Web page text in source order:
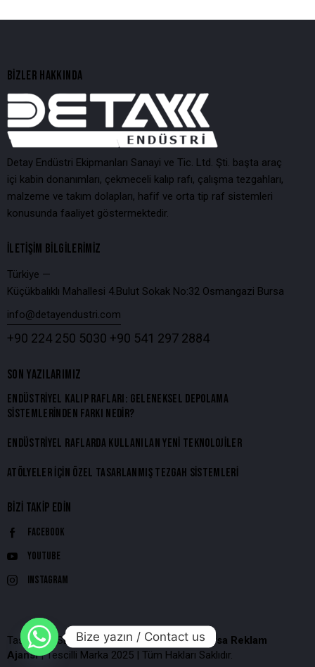
BIZLER HAKKINDA
Detay Endüstri Ekipmanları Sanayi ve Tic. Ltd. Şti. başta araç
içi kabin donanımları, çekmeceli kalıp rafı, çalışma tezgahları,
malzeme ve takım dolapları, hafif ve orta tip raf sistemleri
konusunda faaliyet göstermektedir.
İLETIŞIM BILGILERIMIZ
Türkiye —
Küçükbalıklı Mahallesi 4.Bulut Sokak No:32 Osmangazi Bursa
info@detayendustri.com
+90 224 250 5030 +90 541 297 2884
SON YAZILARIMIZ
ENDÜSTRIYEL KALIP RAFLARI: GELENEKSEL DEPOLAMA
SISTEMLERINDEN FARKI NEDIR?
ENDÜSTRIYEL RAFLARDA KULLANILAN YENI TEKNOLOJILER
ATÖLYELER İÇIN ÖZEL TASARLANMIŞ TEZGAH SISTEMLERI
BIZI TAKIP EDIN
Facebook
Youtube
Instagram
Tasarım & SEO => Yeşil SEO –DigiBoost Bursa Reklam
Ajansı| Tescilli Marka 2025 | Tüm Hakları Saklıdır.
Bize yazın / Contact us